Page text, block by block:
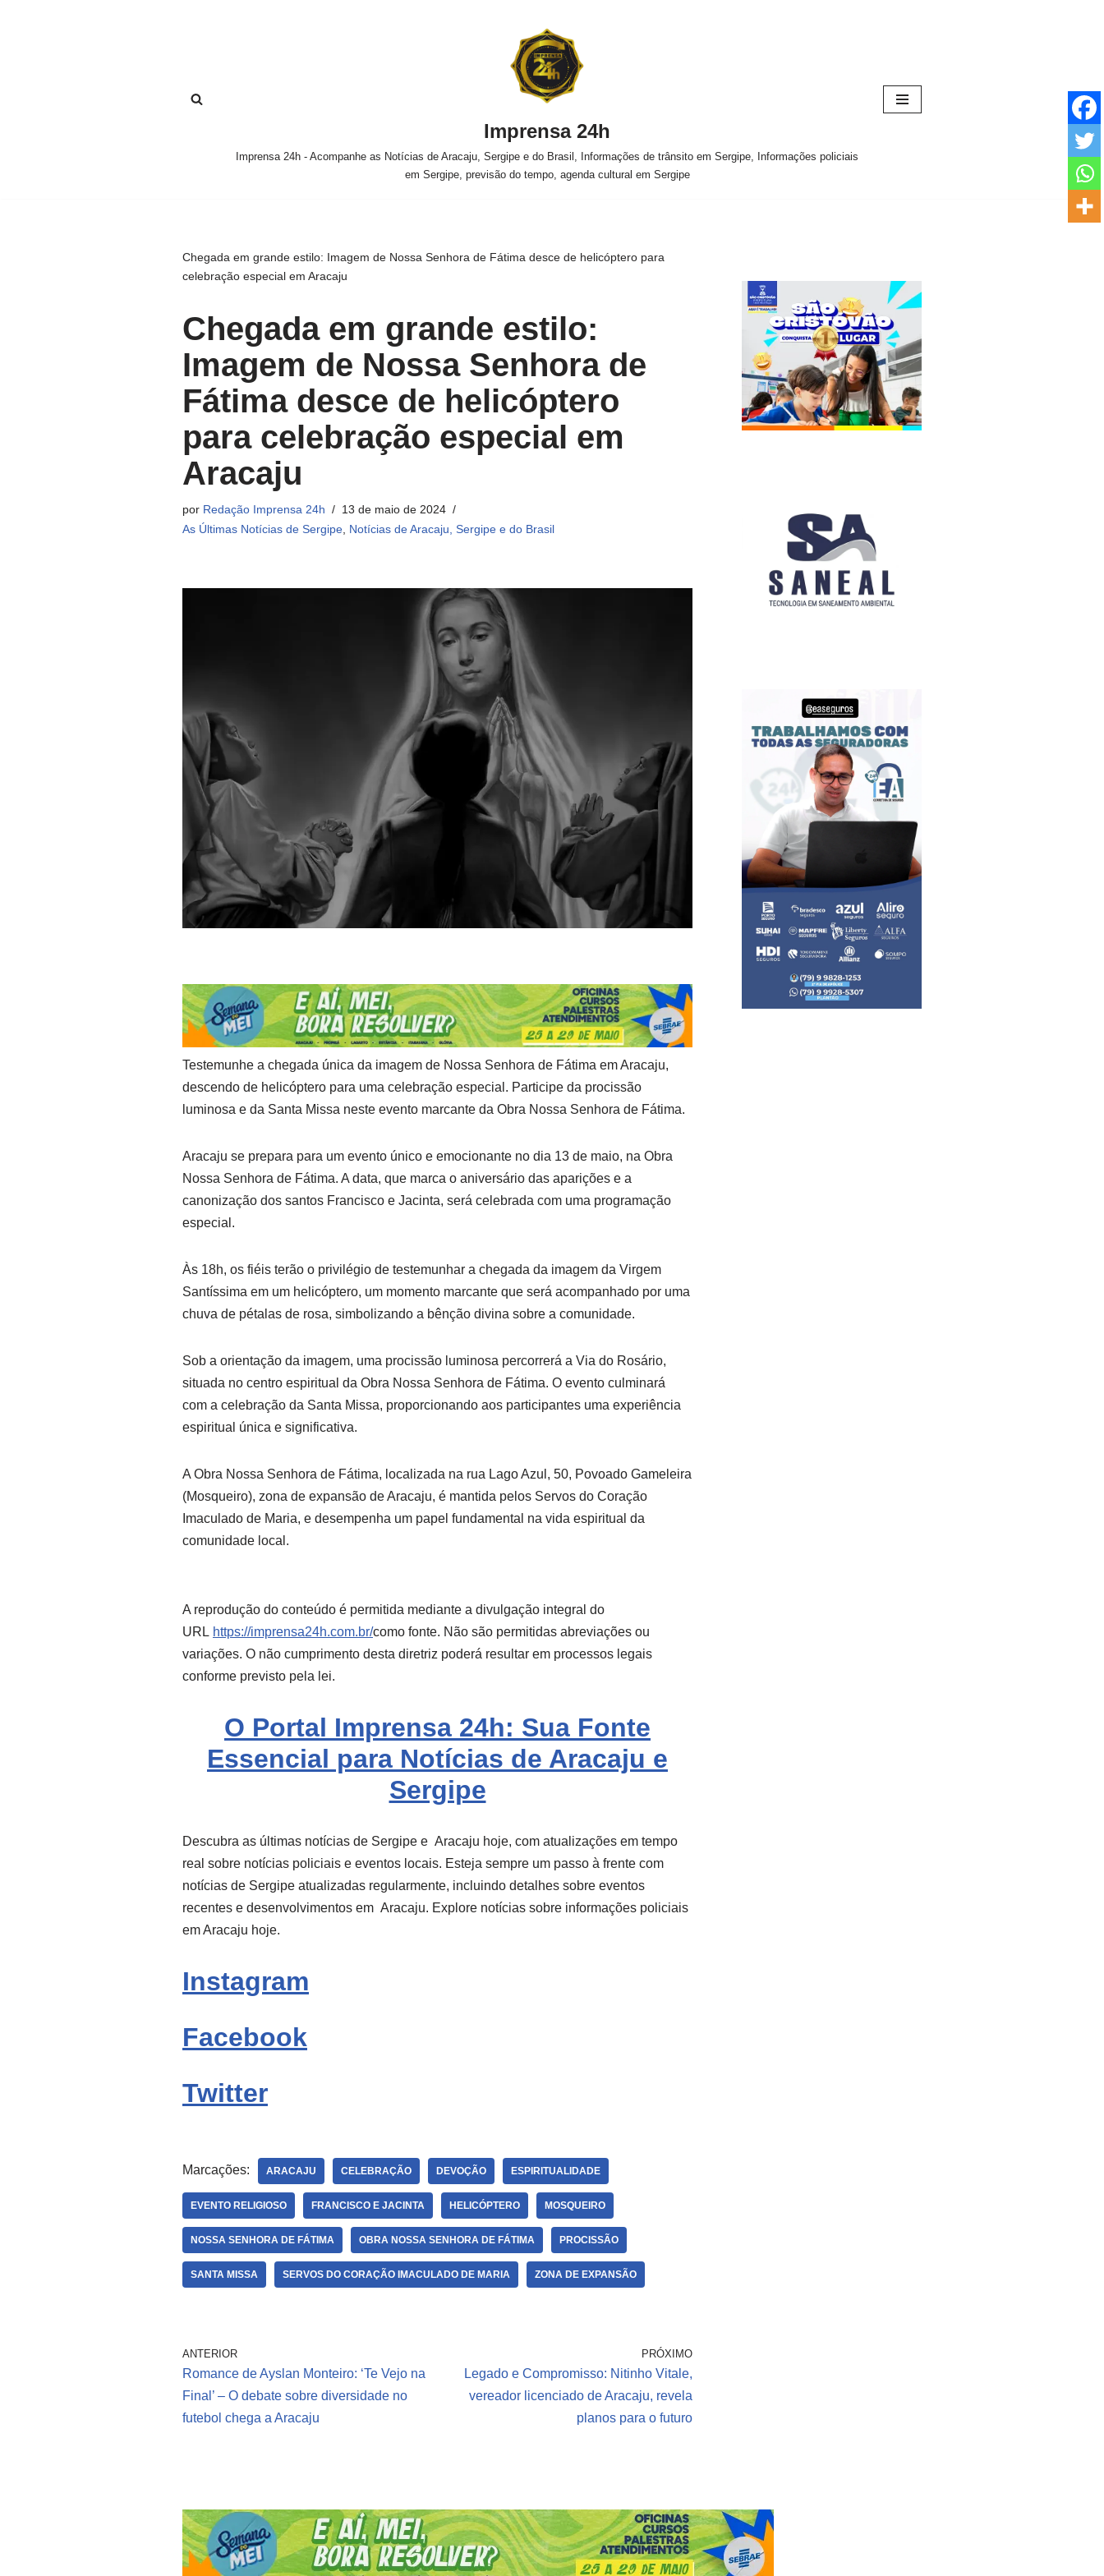
Imprensa 24h
Imprensa 24h - Acompanhe as Notícias de Aracaju, Sergipe e do Brasil, Informações de trânsito em Sergipe, Informações policiais
em Sergipe, previsão do tempo, agenda cultural em Sergipe
Chegada em grande estilo: Imagem de Nossa Senhora de Fátima desce de helicóptero para
celebração especial em Aracaju
Chegada em grande estilo:
Imagem de Nossa Senhora de
Fátima desce de helicóptero
para celebração especial em
Aracaju
por Redação Imprensa 24h
13 de maio de 2024
As Últimas Notícias de Sergipe Notícias de Aracaju, Sergipe e do Brasil
Testemunhe a chegada única da imagem de Nossa Senhora de Fátima em Aracaju,
descendo de helicóptero para uma celebração especial. Participe da procissão
luminosa e da Santa Missa neste evento marcante da Obra Nossa Senhora de Fátima.
Aracaju se prepara para um evento único e emocionante no dia 13 de maio, na Obra
Nossa Senhora de Fátima. A data, que marca o aniversário das aparições e a
canonização dos santos Francisco e Jacinta, será celebrada com uma programação
especial.
Às 18h, os fiéis terão o privilégio de testemunhar a chegada da imagem da Virgem
Santíssima em um helicóptero, um momento marcante que será acompanhado por uma
chuva de pétalas de rosa, simbolizando a bênção divina sobre a comunidade.
Sob a orientação da imagem, uma procissão luminosa percorrerá a Via do Rosário,
situada no centro espiritual da Obra Nossa Senhora de Fátima. O evento culminará
com a celebração da Santa Missa, proporcionando aos participantes uma experiência
espiritual única e significativa.
A Obra Nossa Senhora de Fátima, localizada na rua Lago Azul, 50, Povoado Gameleira
(Mosqueiro), zona de expansão de Aracaju, é mantida pelos Servos do Coração
Imaculado de Maria, e desempenha um papel fundamental na vida espiritual da
comunidade local.
A reprodução do conteúdo é permitida mediante a divulgação integral do
URL https://imprensa24h.com.br/como fonte. Não são permitidas abreviações ou
variações. O não cumprimento desta diretriz poderá resultar em processos legais
conforme previsto pela lei.
O Portal Imprensa 24h: Sua Fonte
Essencial para Notícias de Aracaju e
Sergipe
Descubra as últimas notícias de Sergipe e Aracaju hoje, com atualizações em tempo
real sobre notícias policiais e eventos locais. Esteja sempre um passo à frente com
notícias de Sergipe atualizadas regularmente, incluindo detalhes sobre eventos
recentes e desenvolvimentos em Aracaju. Explore notícias sobre informações policiais
em Aracaju hoje.
Instagram
Facebook
Twitter
Marcações: ARACAJU CELEBRAÇÃO DEVOÇÃO ESPIRITUALIDADE
EVENTO RELIGIOSO FRANCISCO E JACINTA HELICÓPTERO MOSQUEIRO
NOSSA SENHORA DE FÁTIMA OBRA NOSSA SENHORA DE FÁTIMA PROCISSÃO
SANTA MISSA SERVOS DO CORAÇÃO IMACULADO DE MARIA ZONA DE EXPANSÃO
ANTERIOR
Romance de Ayslan Monteiro: ‘Te Vejo na
Final’ – O debate sobre diversidade no
futebol chega a Aracaju
PRÓXIMO
Legado e Compromisso: Nitinho Vitale,
vereador licenciado de Aracaju, revela
planos para o futuro